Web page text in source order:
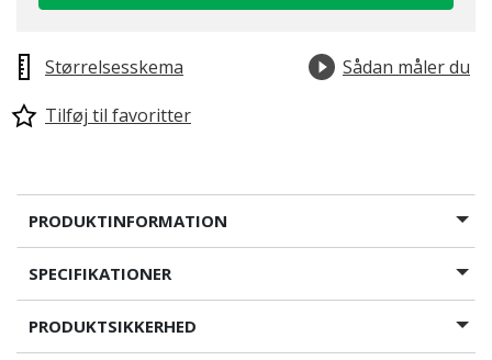
Størrelsesskema
Sådan måler du
Tilføj til favoritter
PRODUKTINFORMATION
SPECIFIKATIONER
PRODUKTSIKKERHED